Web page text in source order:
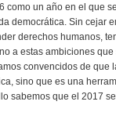
como un año en el que
democrática. Sin cejar
derechos humanos,
a estas ambiciones
convencidos de
sino que es una
sabemos que el 2017